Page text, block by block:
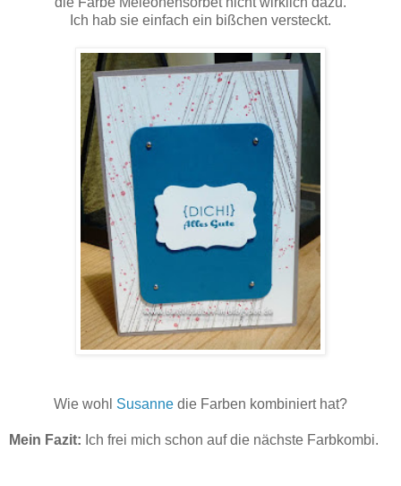
Ich hab sie einfach ein bißchen versteckt.
Wie wohl Susanne die Farben kombiniert hat?
Mein Fazit: Ich frei mich schon auf die nächste Farbkombi.